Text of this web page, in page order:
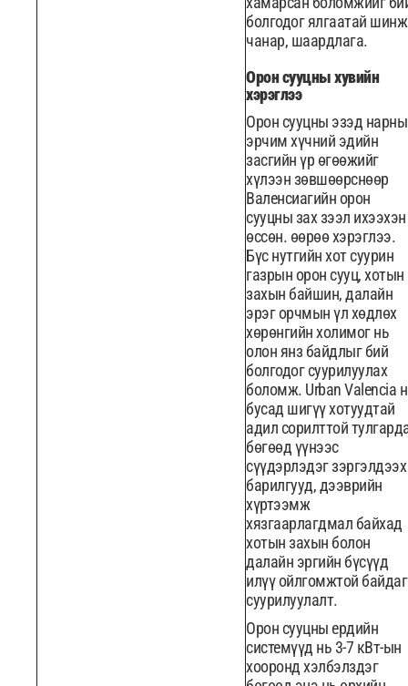
болгодог ялгаатай шинж
чанар, шаардлага.
Орон сууцны хувийн
хэрэглээ
Орон сууцны эзэд нарны
эрчим хүчний эдийн
засгийн үр өгөөжийг
хүлээн зөвшөөрснөөр
Валенсиагийн орон
сууцны зах зээл ихээхэн
өссөн. өөрөө хэрэглээ.
Бүс нутгийн хот суурин
газрын орон сууц, хотын
захын байшин, далайн
эрэг орчмын үл хөдлөх
хөрөнгийн холимог нь
олон янз байдлыг бий
болгодог суурилуулах
боломж. Urban Valencia
бусад шигүү хотуудтай
адил сорилттой
бөгөөд үүнээс
сүүдэрлэдэг зэргэлдээх
барилгууд, дээврийн
хүртээмж
хязгаарлагдмал байхад
хотын захын болон
далайн эргийн бүсүүд
илүү ойлгомжтой байдаг
суурилуулалт.
Орон сууцны ердийн
системүүд нь 3-7 кВт-ын
хооронд хэлбэлздэг